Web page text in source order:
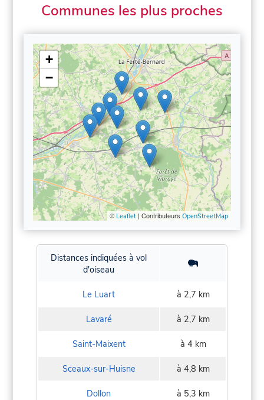
Communes les plus proches
+
−
© Leaflet| Contributeurs OpenStreetMap
Distances indiquées à vol
d'oiseau
Le Luart à 2,7 km
Lavaré à 2,7 km
Saint-Maixent à 4 km
Sceaux-sur-Huisne à 4,8 km
Dollon à 5,3 km